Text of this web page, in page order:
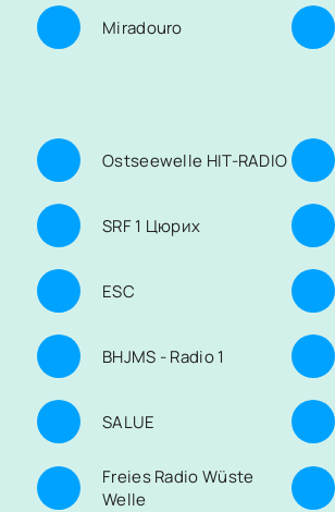
Miradouro
Ostseewelle HIT-RADIO
SRF 1 Цюрих
ESC
BHJMS - Radio 1
SALUE
Freies Radio Wüste
Welle